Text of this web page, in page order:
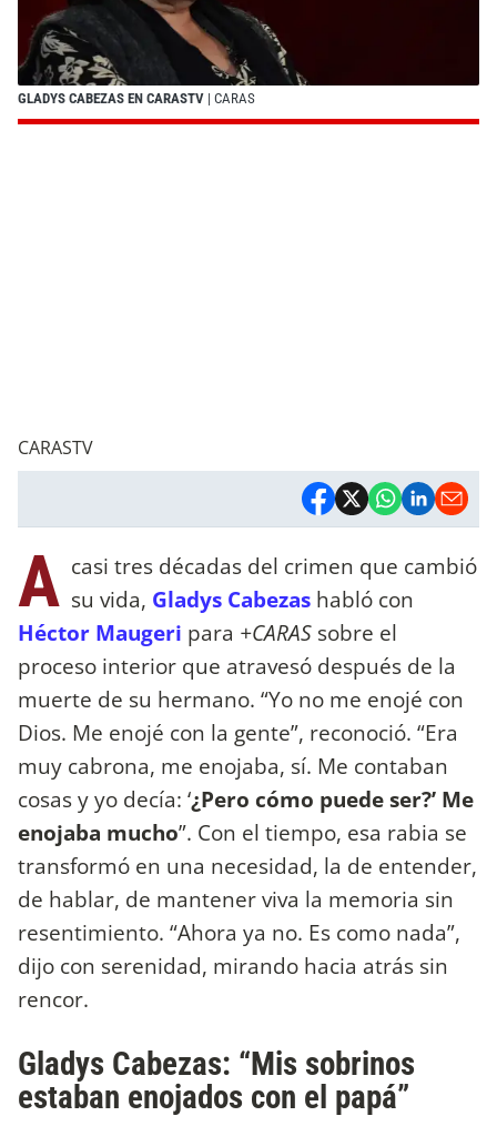
GLADYS CABEZAS EN CARASTV | CARAS
CARASTV
A casi tres décadas del crimen que cambió
su vida, Gladys Cabezas habló con
Héctor Maugeri para +CARAS sobre el
proceso interior que atravesó después de la
muerte de su hermano. “Yo no me enojé con
Dios. Me enojé con la gente”, reconoció. “Era
muy cabrona, me enojaba, sí. Me contaban
cosas y yo decía: ‘¿Pero cómo puede ser?’ Me
enojaba mucho”. Con el tiempo, esa rabia se
transformó en una necesidad, la de entender,
de hablar, de mantener viva la memoria sin
resentimiento. “Ahora ya no. Es como nada”,
dijo con serenidad, mirando hacia atrás sin
rencor.
Gladys Cabezas: “Mis sobrinos
estaban enojados con el papá”